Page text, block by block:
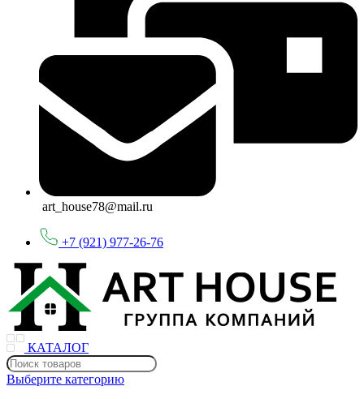
art_house78@mail.ru
+7 (921) 977-26-76
КАТАЛОГ
Выберите категорию